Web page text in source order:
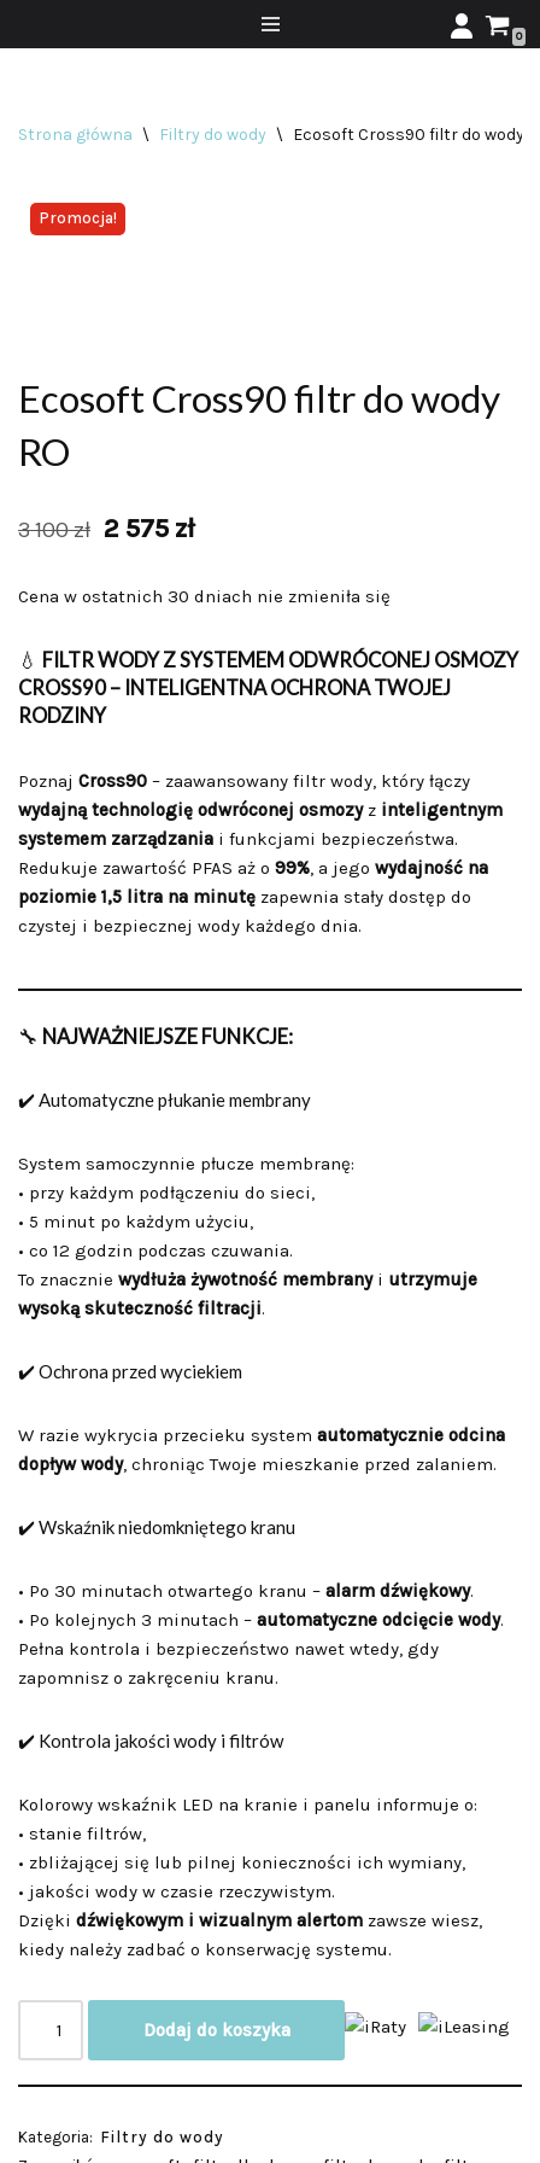
0
Strona główna \ Filtry do wody \ Ecosoft Cross90 filtr do wody
Promocja!
Ecosoft Cross90 filtr do wody
RO
3 100zł 2 575 zł
Cena w ostatnich 30 dniach nie zmieniła się
💧 FILTR WODY Z SYSTEMEM ODWRÓCONEJ OSMOZY
CROSS90 – INTELIGENTNA OCHRONA TWOJEJ
RODZINY
Poznaj Cross90 – zaawansowany filtr wody, który łączy
wydajną technologię odwróconej osmozyz inteligentnym
systemem zarządzania i funkcjami bezpieczeństwa.
Redukuje zawartość PFAS aż o 99%, a jego wydajność na
poziomie 1,5 litra na minutę zapewnia stały dostęp do
czystej i bezpiecznej wody każdego dnia.
🔧 NAJWAŻNIEJSZE FUNKCJE:
✔️ Automatyczne płukanie membrany
System samoczynnie płucze membranę:
• przy każdym podłączeniu do sieci,
• 5 minut po każdym użyciu,
• co 12 godzin podczas czuwania.
To znacznie wydłuża żywotność membranyi utrzymuje
wysoką skuteczność filtracji.
✔️ Ochrona przed wyciekiem
W razie wykrycia przecieku system automatycznie odcina
dopływ wody, chroniąc Twoje mieszkanie przed zalaniem.
✔️ Wskaźnik niedomkniętego kranu
• Po 30 minutach otwartego kranu – alarm dźwiękowy.
• Po kolejnych 3 minutach – automatyczne odcięcie wody.
Pełna kontrola i bezpieczeństwo nawet wtedy, gdy
zapomnisz o zakręceniu kranu.
✔️ Kontrola jakości wody i filtrów
Kolorowy wskaźnik LED na kranie i panelu informuje o:
• stanie filtrów,
• zbliżającej się lub pilnej konieczności ich wymiany,
• jakości wody w czasie rzeczywistym.
Dzięki dźwiękowym i wizualnym alertom zawsze wiesz,
kiedy należy zadbać o konserwację systemu.
Dodaj do koszyka
Kategoria: Filtry do wody